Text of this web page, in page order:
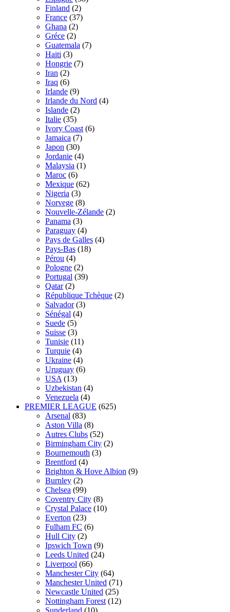
Finland (2)
France (37)
Ghana (2)
Gréce (2)
Guatemala (7)
Haiti (3)
Hongrie (7)
Iran (2)
Iraq (6)
Irlande (9)
Irlande du Nord (4)
Islande (2)
Italie (35)
Ivory Coast (6)
Jamaica (7)
Japon (30)
Jordanie (4)
Malaysia (1)
Maroc (6)
Mexique (62)
Nigeria (3)
Norvege (8)
Nouvelle-Zélande (2)
Panama (3)
Paraguay (4)
Pays de Galles (4)
Pays-Bas (18)
Pérou (4)
Pologne (2)
Portugal (39)
Qatar (2)
République Tchèque (2)
Salvador (3)
Sénégal (4)
Suede (5)
Suisse (3)
Tunisie (11)
Turquie (4)
Ukraine (4)
Uruguay (6)
USA (13)
Uzbekistan (4)
Venezuela (4)
PREMIER LEAGUE (625)
Arsenal (83)
Aston Villa (8)
Autres Clubs (52)
Birmingham City (2)
Bournemouth (3)
Brentford (4)
Brighton & Hove Albion (9)
Burnley (2)
Chelsea (99)
Coventry City (8)
Crystal Palace (10)
Everton (23)
Fulham FC (6)
Hull City (2)
Ipswich Town (9)
Leeds United (24)
Liverpool (66)
Manchester City (64)
Manchester United (71)
Newcastle United (25)
Nottingham Forest (12)
Sunderland (10)